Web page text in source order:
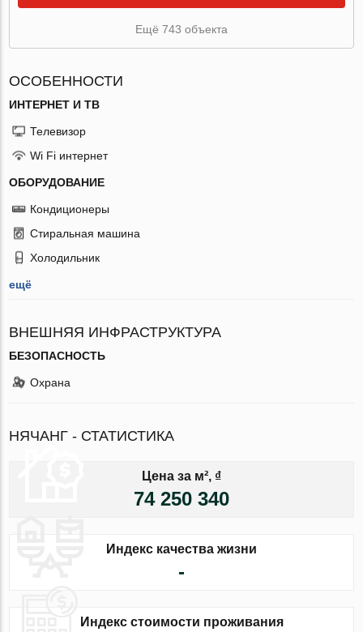
Ещё 743 объекта
ОСОБЕННОСТИ
ИНТЕРНЕТ И ТВ
Телевизор
Wi Fi интернет
ОБОРУДОВАНИЕ
Кондиционеры
Стиральная машина
Холодильник
ещё
ВНЕШНЯЯ ИНФРАСТРУКТУРА
БЕЗОПАСНОСТЬ
Охрана
НЯЧАНГ - СТАТИСТИКА
Цена за м², ₫
74 250 340
Индекс качества жизни
-
Индекс стоимости проживания